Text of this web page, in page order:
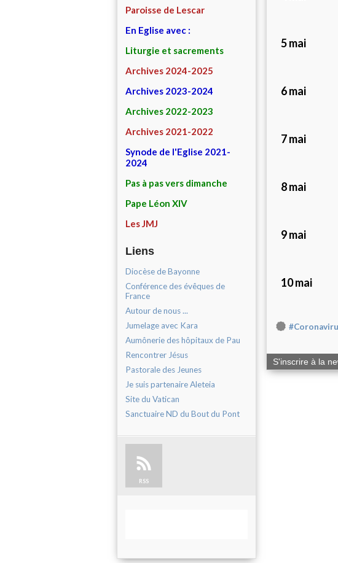
Paroisse de Lescar
En Eglise avec :
Liturgie et sacrements
Archives 2024-2025
Archives 2023-2024
Archives 2022-2023
Archives 2021-2022
Synode de l'Eglise 2021-
2024
Pas à pas vers dimanche
Pape Léon XIV
Les JMJ
Liens
Diocèse de Bayonne
Conférence des évêques de
France
Autour de nous ...
Jumelage avec Kara
Aumônerie des hôpitaux de Pau
Rencontrer Jésus
Pastorale des Jeunes
Je suis partenaire Aleteia
Site du Vatican
Sanctuaire ND du Bout du Pont
RSS
5 mai
6 mai
7 mai
8 mai
9 mai
10 mai
S'inscrire à la